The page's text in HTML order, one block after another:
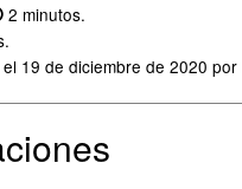
2 minutos.
19 de diciembre de 2020 por